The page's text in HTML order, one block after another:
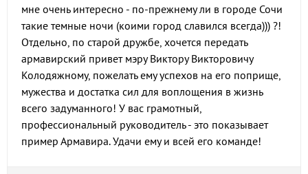
мне очень интересно - по-прежнему ли в городе Сочи
такие темные ночи (коими город славился всегда))) ?!
Отдельно, по старой дружбе, хочется передать
армавирский привет мэру Виктору Викторовичу
Колодяжному, пожелать ему успехов на его поприще,
мужества и достатка сил для воплощения в жизнь
всего задуманного! У вас грамотный,
профессиональный руководитель - это показывает
пример Армавира. Удачи ему и всей его команде!